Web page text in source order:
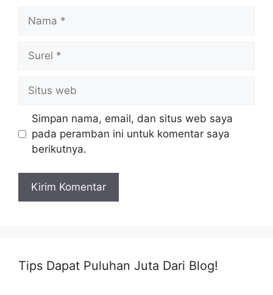
Nama
Surel
Situs
web
Simpan nama, email, dan situs web saya
pada peramban ini untuk komentar saya
berikutnya.
Tips Dapat Puluhan Juta Dari Blog!